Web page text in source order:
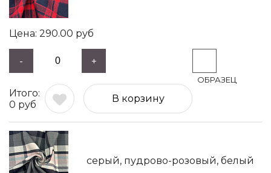
290.00 руб
- +
0 руб
В корзину
серый, пудрово-розовый, белый